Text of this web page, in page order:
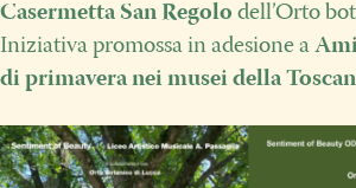
Casermetta San Regolo dell’Orto
Iniziativa promossa in adesione a
di primavera nei musei della